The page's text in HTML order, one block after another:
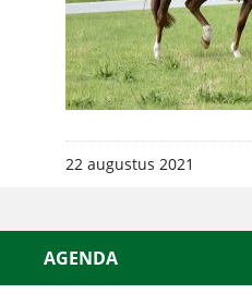
22 augustus 2021
AGENDA